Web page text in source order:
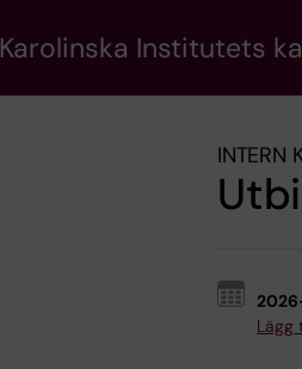
Karolinska Institutets
INTERN
Lägg